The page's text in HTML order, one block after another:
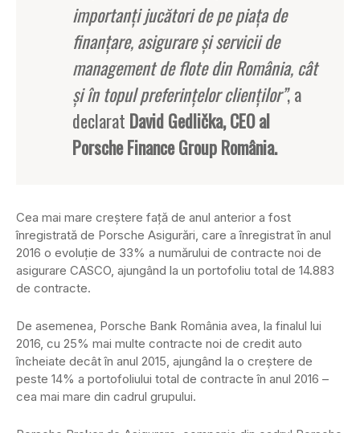
importanţi jucători de pe piaţa de
finanţare, asigurare şi servicii de
management de flote din România, cât
şi în topul preferinţelor clienţilor”, a
declarat David Gedlička, CEO al
Porsche Finance Group România.
Cea mai mare creştere faţă de anul anterior a fost
înregistrată de Porsche Asigurări, care a înregistrat în anul
2016 o evoluţie de 33% a numărului de contracte noi de
asigurare CASCO, ajungând la un portofoliu total de 14.883
de contracte.
De asemenea, Porsche Bank România avea, la finalul lui
2016, cu 25% mai multe contracte noi de credit auto
încheiate decât în anul 2015, ajungând la o creştere de
peste 14% a portofoliului total de contracte în anul 2016 –
cea mai mare din cadrul grupului.